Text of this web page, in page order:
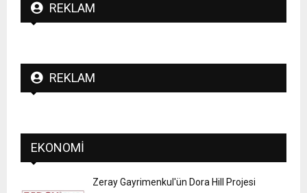
REKLAM
REKLAM
EKONOMI
Zeray Gayrimenkul'ün Dora Hill Projesi